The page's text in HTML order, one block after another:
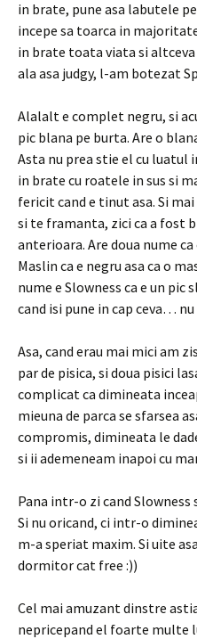
in brate, pune asa labutele
incepe sa toarca in
in brate toata viata si
ala asa judgy, l-am botezat
Alalalt e complet negru, si
pic blana pe burta. Are o
Asta nu prea stie el cu luatul
in brate cu roatele in sus si
fericit cand e tinut asa. Si
si te framanta, zici ca a fost
anterioara. Are doua nume
Maslin ca e negru asa ca o
nume e Slowness ca e un pic
cand isi pune in cap ceva… nu
Asa, cand erau mai mici am
par de pisica, si doua pisici
complicat ca dimineata
mieuna de parca se sfarsea
compromis, dimineata le
si ii ademeneam inapoi cu
Pana intr-o zi cand Slowness
Si nu oricand, ci intr-o
m-a speriat maxim. Si uite
dormitor cat free :))
Cel mai amuzant dinstre
nepricepand el foarte multe